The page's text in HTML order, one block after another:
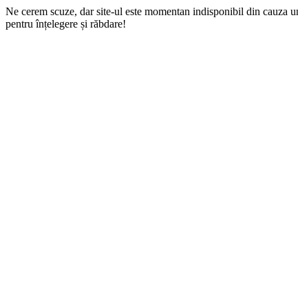
Ne cerem scuze, dar site-ul este momentan indisponibil din cauza
pentru înțelegere și răbdare!